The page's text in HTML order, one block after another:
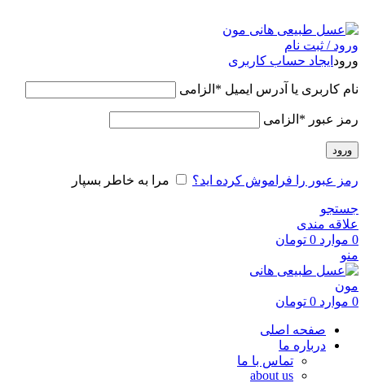
ورود / ثبت نام
ورود ایجاد حساب کاربری
نام کاربری یا آدرس ایمیل * الزامی
رمز عبور * الزامی
ورود
رمز عبور را فراموش کرده اید؟ مرا به خاطر بسپار
جستجو
علاقه مندی
0 موارد 0 تومان
منو
0 موارد 0 تومان
صفحه اصلی
درباره ما
تماس با ما
about us